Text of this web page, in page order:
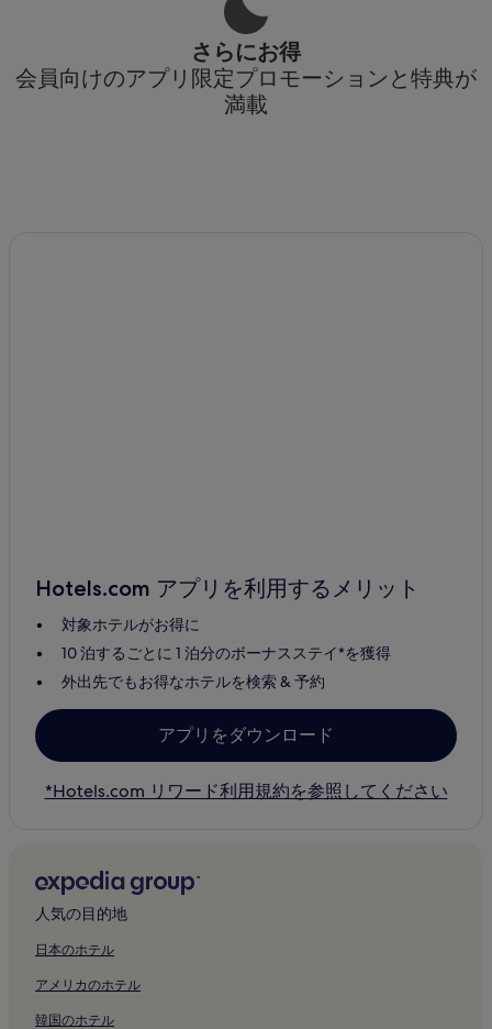
さらにお得
会員向けのアプリ限定プロモーションと特典が
満載
Hotels.com アプリを利用するメリット
対象ホテルがお得に
10 泊するごとに 1 泊分のボーナスステイ*を獲得
外出先でもお得なホテルを検索 & 予約
アプリをダウンロード
*Hotels.com リワード利用規約を参照してください
人気の目的地
日本のホテル
アメリカのホテル
韓国のホテル